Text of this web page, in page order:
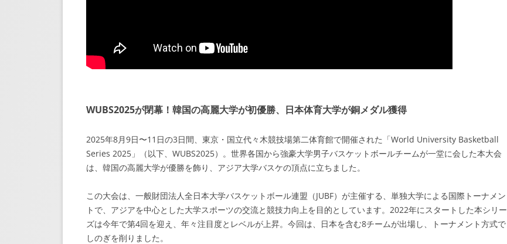
WUBS2025が閉幕！韓国の高麗大学が初優勝、日本体育大学が銅メダル獲得
2025年8月9日〜11日の3日間、東京・国立代々木競技場第二体育館で開催された「World University Basketball
Series 2025」（以下、WUBS2025）。世界各国から強豪大学男子バスケットボールチームが一堂に会した本大会
は、韓国の高麗大学が優勝を飾り、アジア大学バスケの頂点に立ちました。
この大会は、一般財団法人全日本大学バスケットボール連盟（JUBF）が主催する、単独大学による国際トーナメン
トで、アジアを中心とした大学スポーツの交流と競技力向上を目的としています。2022年にスタートした本シリー
ズは今年で第4回を迎え、年々注目度とレベルが上昇。今回は、日本を含む8チームが出場し、トーナメント方式で
しのぎを削りました。